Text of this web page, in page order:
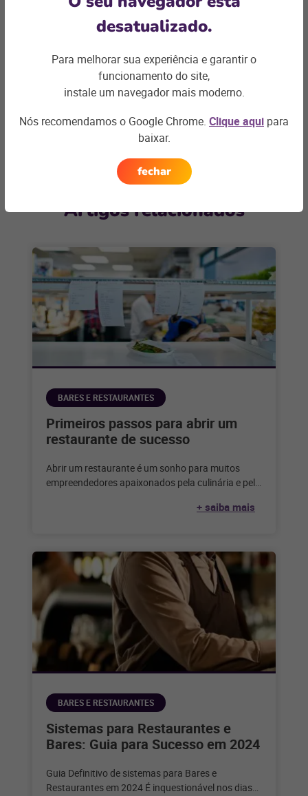
Ficou com
alguma dúvida?
Podemos te ajudar com os desafios do seu negócio e
encontrar asolução ideal
Artigos relacionados
BARES E RESTAURANTES
Primeiros passos para abrir um
restaurante de sucesso
Abrir um restaurante é um sonho para muitos
empreendedores apaixonados pela culinária e pelo
+ saiba mais
BARES E RESTAURANTES
Sistemas para Restaurantes e
Bares: Guia para Sucesso em 2024
Guia Definitivo de sistemas para Bares e
Restaurantes em 2024 É inquestionável nos dias
desatualizado.
Para melhorar sua experiência e garantir o
funcionamento do site,
instale um navegador mais moderno.
Nós recomendamos o Google Chrome. Clique aqui para
baixar.
fechar